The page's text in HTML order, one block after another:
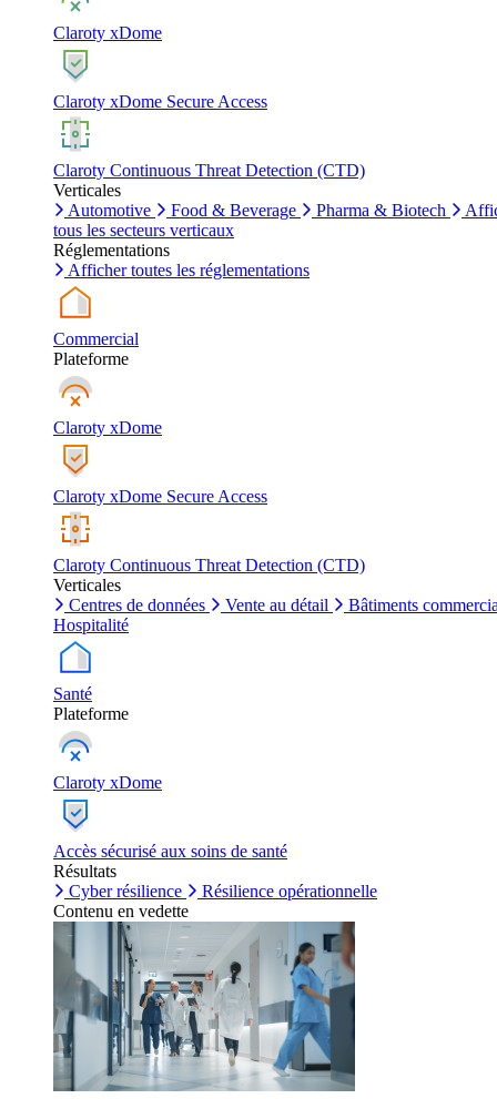
Claroty xDome
Claroty xDome Secure Access
Claroty Continuous Threat Detection (CTD)
Verticales
Automotive
Food & Beverage Pharma & Biotech
tous les secteurs verticaux
Réglementations
Afficher toutes les réglementations
Commercial
Plateforme
Claroty xDome
Claroty xDome Secure Access
Claroty Continuous Threat Detection (CTD)
Verticales
Centres de données
Vente au détail
Bâtiments
Hospitalité
Santé
Plateforme
Claroty xDome
Accès sécurisé aux soins de santé
Résultats
Cyber résilience
Résilience opérationnelle
Contenu en vedette